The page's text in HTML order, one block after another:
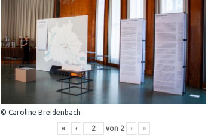
© Caroline Breidenbach
« ‹ von 2 › »